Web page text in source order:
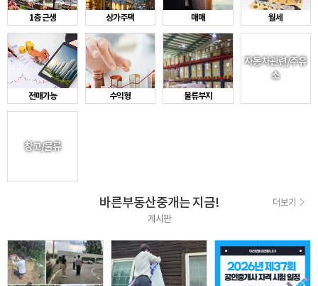
1층 근생 상가주택 매매 월세
전매가능 수익형 물류부지
자동차관련/주유
소
창고/물류
바른부동산중개는 지금!
더보기
게시판